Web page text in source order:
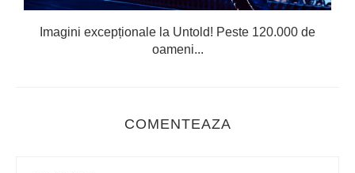
Imagini excepționale la Untold! Peste 120.000 de
oameni...
COMENTEAZA